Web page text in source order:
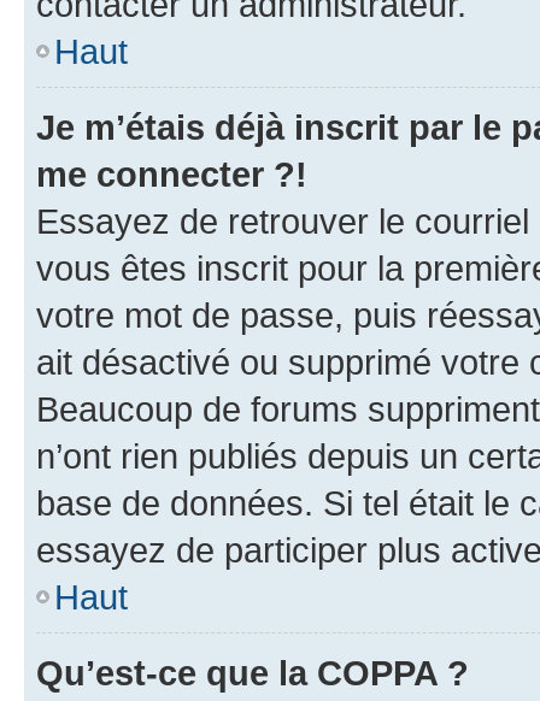
Haut
Je m’étais déjà inscrit par le
me connecter ?!
Essayez de retrouver le
vous êtes inscrit pour la
votre mot de passe, puis
ait désactivé ou supprimé votre
Beaucoup de forums
n’ont rien publiés depuis un
base de données. Si tel était le
essayez de participer plus
Haut
Qu’est-ce que la COPPA ?